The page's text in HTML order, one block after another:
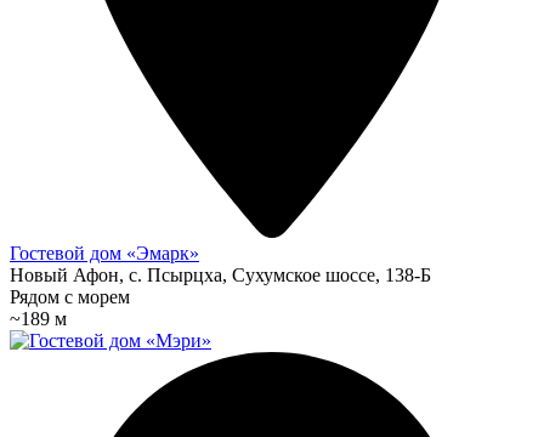
Гостевой дом «Эмарк»
Новый Афон, с. Псырцха, Сухумское шоссе, 138-Б
Рядом с морем
~189 м